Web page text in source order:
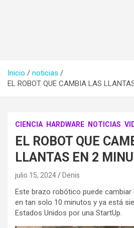
Inicio
noticias
EL ROBOT QUE CAMBIA LAS
CIENCIA HARDWARE NOTICIAS
EL ROBOT QUE
LLANTAS EN 2
julio 15, 2024 Denis
Este brazo robótico puede cambiar
en tan solo 10 minutos y ya está
Estados Unidos por una StartUp.